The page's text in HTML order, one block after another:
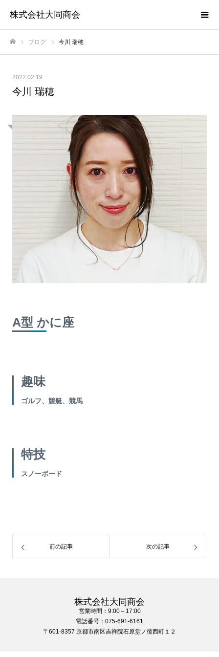
株式会社大同商会
ブログ 今川 瑞穂
2022.02.19
今川 瑞穂
A型 かに座
趣味
ゴルフ、競艇、競馬
特技
スノーボード
前の記事 次の記事
株式会社大同商会
営業時間：9:00～17:00
電話番号：075-691-6161
〒601-8357 京都市南区吉祥院石原堂ノ後西町１２